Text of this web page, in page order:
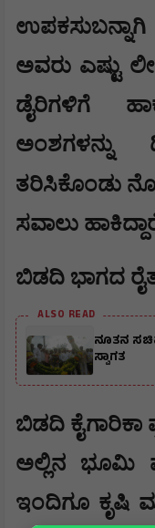
ಅವರು ಎಷ್ಟು
ಡೈರಿಗಳಿಗೆ
ತರಿಸಿಕೊಂಡು
ಸವಾಲು
​ಬಿಡದಿ ಭಾಗದ
ALSO READ
ನೂತನ
ಸ್ವಾಗತ
​ಬಿಡದಿ ಕೈಗಾರಿಕಾ
ಅಲ್ಲಿನ ಭೂಮಿ
ಇಂದಿಗೂ ಕೃಷಿ